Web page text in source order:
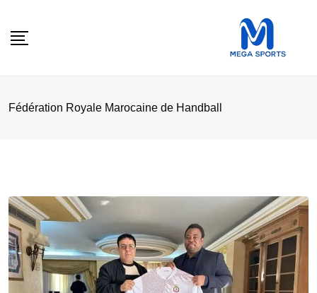
Fédération Royale Marocaine de Handball